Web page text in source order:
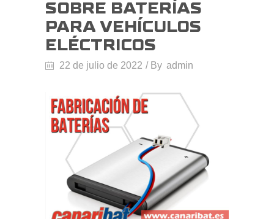
SOBRE BATERÍAS
PARA VEHÍCULOS
ELÉCTRICOS
22 de julio de 2022 By admin